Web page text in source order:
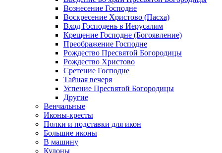
Вознесение Господне
Воскресение Христово (Пасха)
Вход Господень в Иерусалим
Крещение Господне (Богоявление)
Преображение Господне
Рождество Пресвятой Богородицы
Рождество Христово
Сретение Господне
Тайная вечеря
Успение Пресвятой Богородицы
Другие
Венчальные
Иконы-кресты
Полки и подставки для икон
Большие иконы
В машину
Кулоны